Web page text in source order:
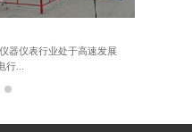
器仪表行业处于高速发展
...